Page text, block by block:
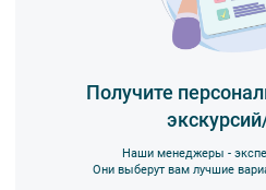
Получите
Наши менеджеры -
Они выберут вам лучшие